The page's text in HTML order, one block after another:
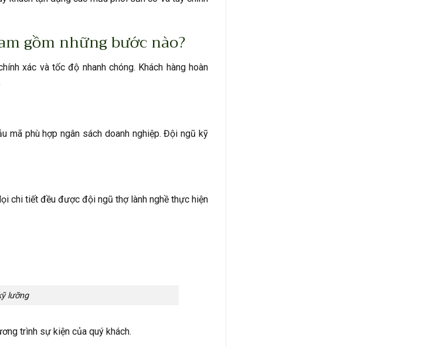
gồm những bước nào?
xác và tốc độ nhanh chóng. Khách hàng hoàn
mã phù hợp ngân sách doanh nghiệp. Đội ngũ kỹ
chi tiết đều được đội ngũ thợ lành nghề thực hiện
lưỡng
trình sự kiện của quý khách.